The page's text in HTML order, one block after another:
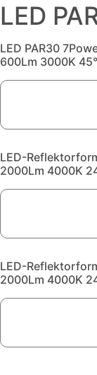
LED
LED PAR30
600Lm 3000K
LED-
2000Lm 4000K
LED-
2000Lm 4000K